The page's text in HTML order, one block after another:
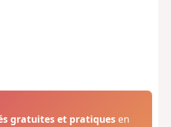
gratuites et pratiques en